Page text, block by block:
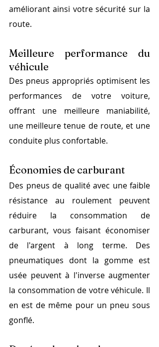
améliorant ainsi votre sécurité sur la
route.
Meilleure performance du
véhicule
Des pneus appropriés optimisent les
performances de votre voiture,
offrant une meilleure maniabilité,
une meilleure tenue de route, et une
conduite plus confortable.
Économies de carburant
Des pneus de qualité avec une faible
résistance au roulement peuvent
réduire la consommation de
carburant, vous faisant économiser
de l'argent à long terme. Des
pneumatiques dont la gomme est
usée peuvent à l'inverse augmenter
la consommation de votre véhicule. Il
en est de même pour un pneu sous
gonflé.